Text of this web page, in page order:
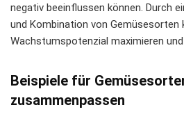
negativ beeinflussen können. Durch
und Kombination von Gemüsesorten
Wachstumspotenzial maximieren
Beispiele für
zusammenpassen